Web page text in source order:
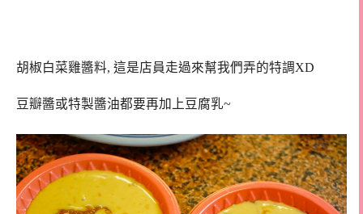
胡椒白菜雞醬料, 這是店員走過來幫我們弄的特調XD
豆瓣醬或特製醬油都要再加上豆腐乳~